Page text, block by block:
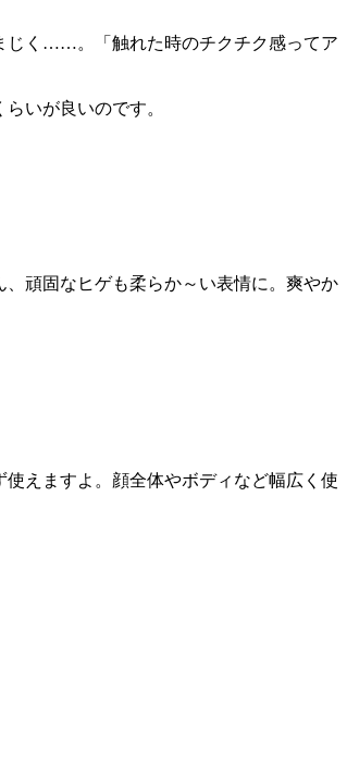
じく……。「触れた時のチクチク感ってア
いが良いのです。
頑固なヒゲも柔らか～い表情に。爽やか
えますよ。顔全体やボディなど幅広く使